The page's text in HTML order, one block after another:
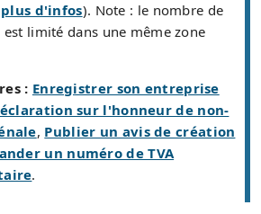
plus d'infos). Note : le nombre de
est limité dans une même zone
: Enregistrer son entreprise
sur l'honneur de non-
, Publier un avis de création
un numéro de TVA
.